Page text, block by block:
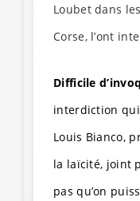
Loubet dans
Corse, l’ont
Difficile
interdiction qui
Louis Bianco,
la laïcité, joint
pas qu’on